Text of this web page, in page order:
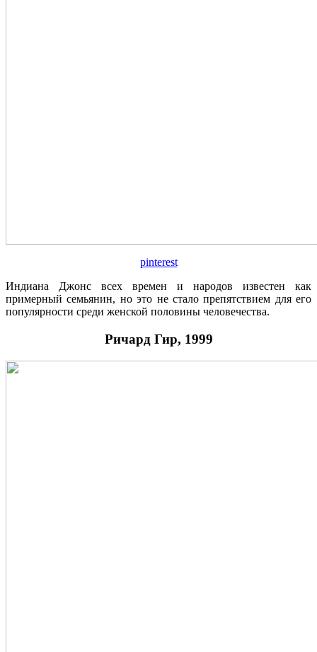
pinterest
Индиана Джонс всех времен и народов известен как
примерный семьянин, но это не стало препятствием для его
популярности среди женской половины человечества.
Ричард Гир, 1999